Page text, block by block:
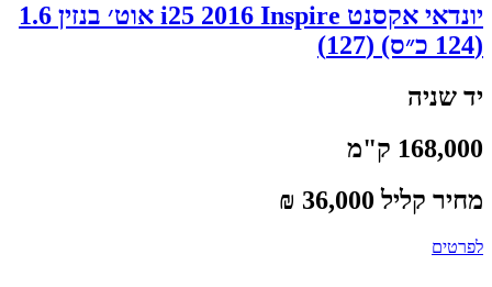
יונדאי אקסנט i25 2016 Inspire אוט׳ בנזין 1.6
(124 כ״ס) (127)
יד שניה
168,000 ק"מ
מחיר קליל 36,000 ₪
לפרטים